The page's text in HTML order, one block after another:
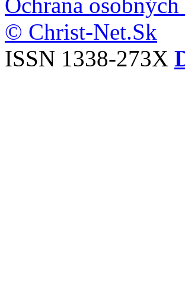
Ochrana
© Christ-Net.Sk
ISSN 1338-273X